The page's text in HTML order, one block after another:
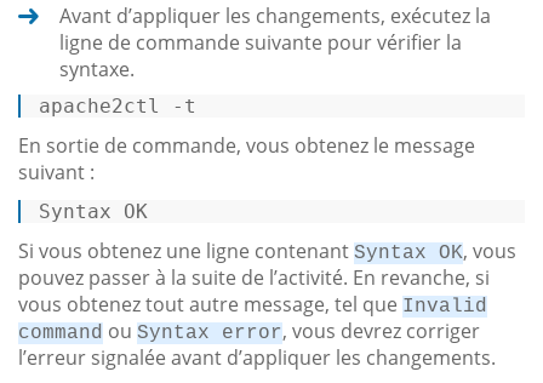
Avant d’appliquer les changements, exécutez la
ligne de commande suivante pour vérifier la
syntaxe.
apache2ctl -t
En sortie de commande, vous obtenez le message
suivant :
Syntax OK
Si vous obtenez une ligne contenant Syntax OK, vous
pouvez passer à la suite de l’activité. En revanche, si
vous obtenez tout autre message, tel que Invalid
command ou Syntax error, vous devrez corriger
l’erreur signalée avant d’appliquer les changements.